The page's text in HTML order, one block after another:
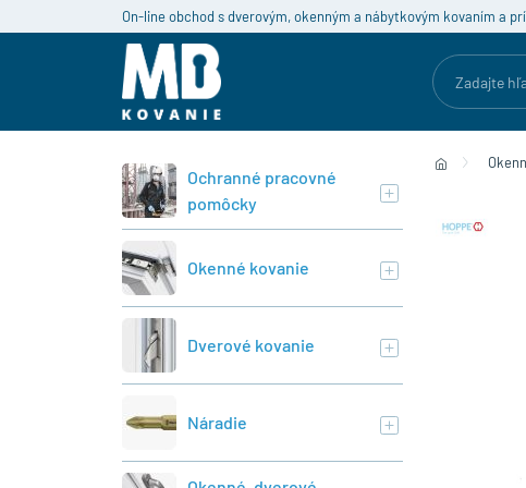
On-line obchod s dverovým, okenným a nábytkovým kovaním a
Ochranné pracovné
pomôcky
Okenné kovanie
Dverové kovanie
Náradie